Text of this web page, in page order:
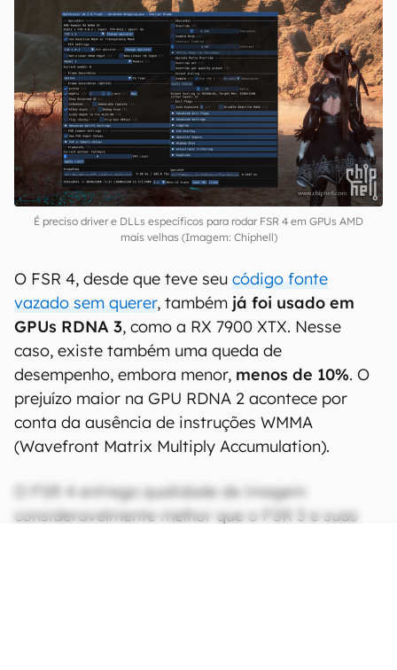
É preciso driver e DLLs específicos para rodar FSR 4 em GPUs AMD
mais velhas (Imagem: Chiphell)
O FSR 4, desde que teve seu código fonte
vazado sem querer, também já foi usado em
GPUs RDNA 3, como a RX 7900 XTX. Nesse
caso, existe também uma queda de
desempenho, embora menor, menos de 10%. O
prejuízo maior na GPU RDNA 2 acontece por
conta da ausência de instruções WMMA
(Wavefront Matrix Multiply Accumulation).
O FSR 4 entrega qualidade de imagem
consideravelmente melhor que o FSR 3 e suas